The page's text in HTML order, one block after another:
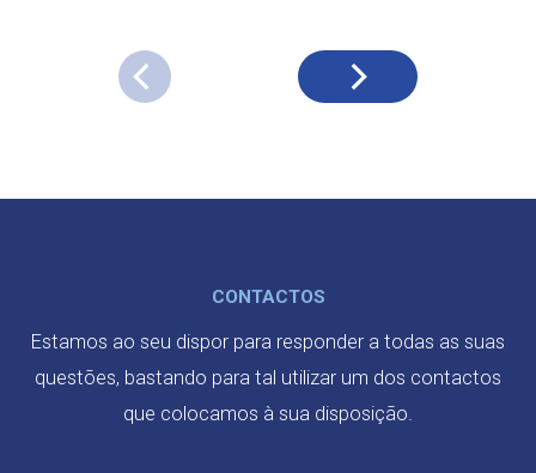
CONTACTOS
Estamos ao seu dispor para responder a todas as suas
questões, bastando para tal utilizar um dos contactos
que colocamos à sua disposição.